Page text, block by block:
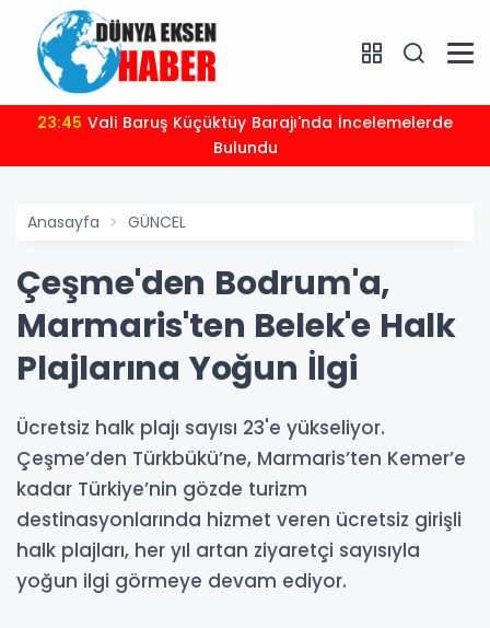
23:45
Bulundu
Anasayfa GÜNCEL
Çeşme'den Bodrum'a,
Marmaris'ten Belek'e Halk
Plajlarına Yoğun İlgi
Ücretsiz halk plajı sayısı 23'e yükseliyor.
Çeşme’den Türkbükü’ne, Marmaris’ten Kemer’e
kadar Türkiye’nin gözde turizm
destinasyonlarında hizmet veren ücretsiz girişli
halk plajları, her yıl artan ziyaretçi sayısıyla
yoğun ilgi görmeye devam ediyor.